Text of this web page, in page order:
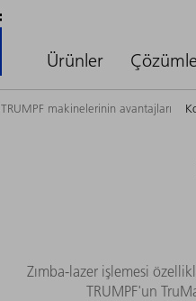
Ürünler
TRUMPF makinelerinin avantajları
Zımba-lazer işlemesi
TRUMPF'un